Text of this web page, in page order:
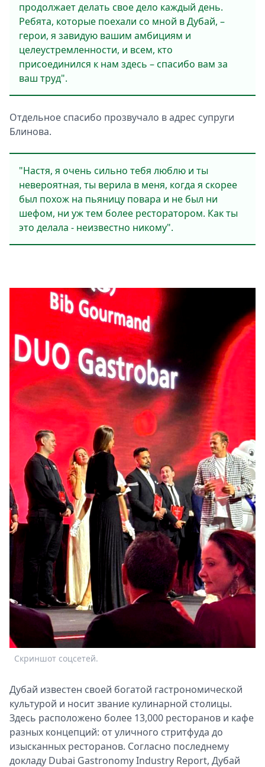
продолжает делать свое дело каждый день.
Ребята, которые поехали со мной в Дубай, –
герои, я завидую вашим амбициям и
целеустремленности, и всем, кто
присоединился к нам здесь – спасибо вам за
ваш труд".
Отдельное спасибо прозвучало в адрес супруги
Блинова.
"Настя, я очень сильно тебя люблю и ты
невероятная, ты верила в меня, когда я скорее
был похож на пьяницу повара и не был ни
шефом, ни уж тем более ресторатором. Как ты
это делала - неизвестно никому".
Скриншот соцсетей.
Дубай известен своей богатой гастрономической
культурой и носит звание кулинарной столицы.
Здесь расположено более 13,000 ресторанов и кафе
разных концепций: от уличного стритфуда до
изысканных ресторанов. Согласно последнему
докладу Dubai Gastronomy Industry Report, Дубай